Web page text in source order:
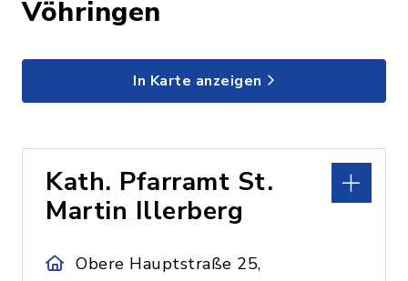
Vöhringen
In Karte anzeigen
Kath. Pfarramt St.
Martin Illerberg
Obere Hauptstraße 25,